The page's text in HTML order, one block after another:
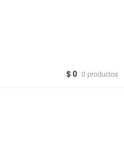
$0 0 productos